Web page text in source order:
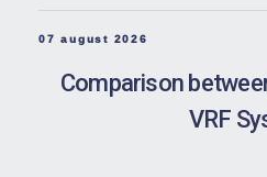
07 august 2026
Comparison
VRF